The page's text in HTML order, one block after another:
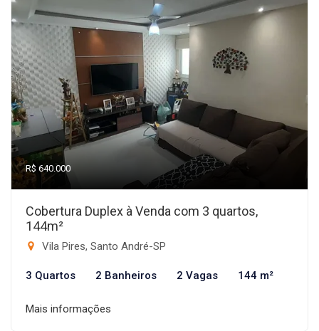
R$ 640.000
Cobertura Duplex à Venda com 3 quartos,
144m²
Vila Pires, Santo André-SP
3 Quartos 2 Banheiros 2 Vagas 144 m²
Mais informações